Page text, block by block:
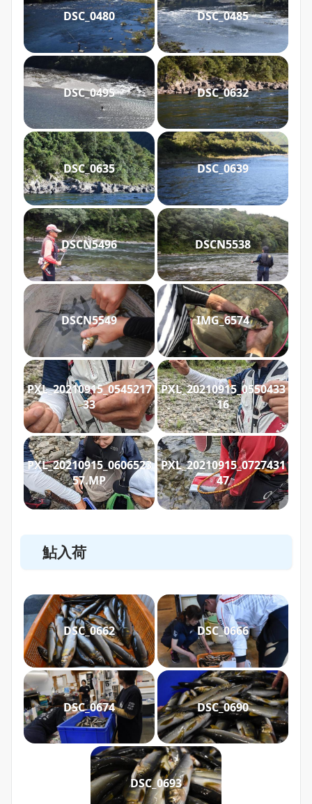
DSC_0480 DSC_0485
DSC_0495 DSC_0632
DSC_0635 DSC_0639
DSCN5496 DSCN5538
DSCN5549 IMG_6574
PXL_20210915_0545217
33
PXL_20210915_0550433
16
PXL_20210915_0606523
57.MP
PXL_20210915_0727431
47
鮎入荷
DSC_0662 DSC_0666
DSC_0674 DSC_0690
DSC_0693